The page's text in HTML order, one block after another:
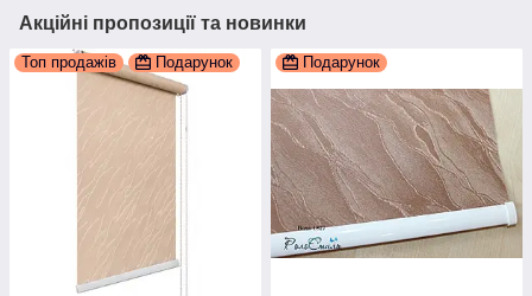
Акційні пропозиції та новинки
Топ продажів Подарунок Подарунок